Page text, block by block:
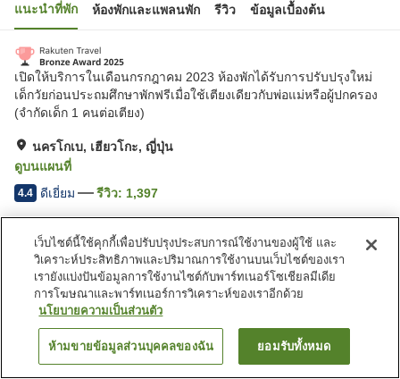
แนะนำที่พัก ห้องพักและแพลนพัก รีวิว ข้อมูลเบื้องต้น
เปิดให้บริการในเดือนกรกฎาคม 2023 ห้องพักได้รับการปรับปรุงใหม่
เด็กวัยก่อนประถมศึกษาพักฟรีเมื่อใช้เตียงเดียวกับพ่อแม่หรือผู้ปกครอง
(จำกัดเด็ก 1 คนต่อเตียง)
นครโกเบ, เฮียวโกะ, ญี่ปุ่น
ดูบนแผนที่
4.4 ดีเยี่ยม รีวิว: 1,397
สิ่งอำนวยความสะดวกในที่พัก
ที่จอดรถ
สปา/บิวตี้ซาลอน
ร้านอาหาร
ตู้จำหน่ายอัตโนมัติ
SK Hotel Kobe Station Front ค้นหาห้องพัก
เว็บไซต์นี้ใช้คุกกี้เพื่อปรับปรุงประสบการณ์ใช้งานของผู้ใช้ และ
วิเคราะห์ประสิทธิภาพและปริมาณการใช้งานบนเว็บไซต์ของเรา
เรายังแบ่งปันข้อมูลการใช้งานไซต์กับพาร์ทเนอร์โซเชียลมีเดีย
การโฆษณาและพาร์ทเนอร์การวิเคราะห์ของเราอีกด้วย
นโยบายความเป็นส่วนตัว
ห้ามขายข้อมูลส่วนบุคคลของฉัน ยอมรับทั้งหมด